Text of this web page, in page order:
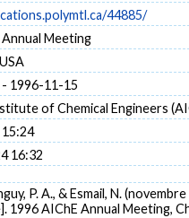
44885/
Meeting
1996-11-15
of Chemical Engineers
15:24
16:32
P. A., & Esmail, N.
1996 AIChE Annual Meeting,